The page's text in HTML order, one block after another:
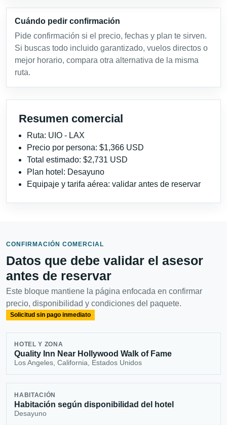
Cuándo pedir confirmación
Pide confirmación si el precio, fechas y plan te sirven.
Si buscas todo incluido garantizado, vuelos directos o
mejor horario, compara otra alternativa de la misma
ruta.
Resumen comercial
Ruta: UIO - LAX
Precio por persona: $1,366 USD
Total estimado: $2,731 USD
Plan hotel: Desayuno
Equipaje y tarifa aérea: validar antes de reservar
CONFIRMACIÓN COMERCIAL
Datos que debe validar el asesor
antes de reservar
Este bloque mantiene la página enfocada en confirmar
precio, disponibilidad y condiciones del paquete.
Solicitud sin pago inmediato
HOTEL Y ZONA
Quality Inn Near Hollywood Walk of Fame
Los Angeles, California, Estados Unidos
HABITACIÓN
Habitación según disponibilidad del hotel
Desayuno